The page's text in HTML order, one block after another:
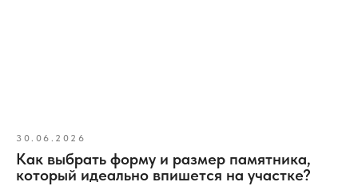
30.06.2026
Как выбрать форму и размер памятника,
который идеально впишется на участке?